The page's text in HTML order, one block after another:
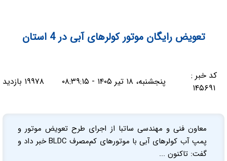
تعویض رایگان موتور کولرهای آبی در 4 استان
کد خبر :
۱۴۵۶۹۱
پنجشنبه، ۱۸ تیر ۱۴۰۵ - ۰۸:۳۹:۱۵ ۱۹۹۷۸ بازدید
معاون فنی و مهندسی ساتبا از اجرای طرح تعویض موتور و
پمپ آب کولرهای آبی با موتورهای کم‌مصرف BLDC خبر داد و
گفت: تاکنون ...